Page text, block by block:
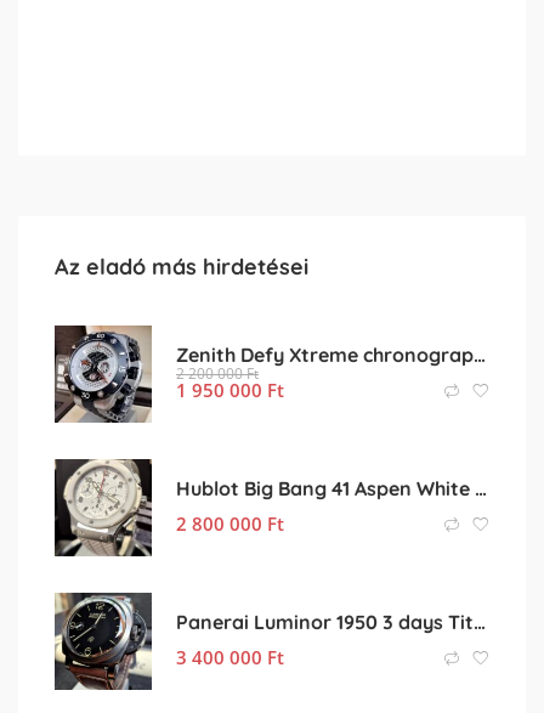
Az eladó más hirdetései
Zenith Defy Xtreme chronograph titán-titán szíjas kompletten
2 200 000Ft
1 950 000 Ft
Hublot Big Bang 41 Aspen White kompletten
2 800 000 Ft
Panerai Luminor 1950 3 days Titano DLC kompletten
3 400 000 Ft